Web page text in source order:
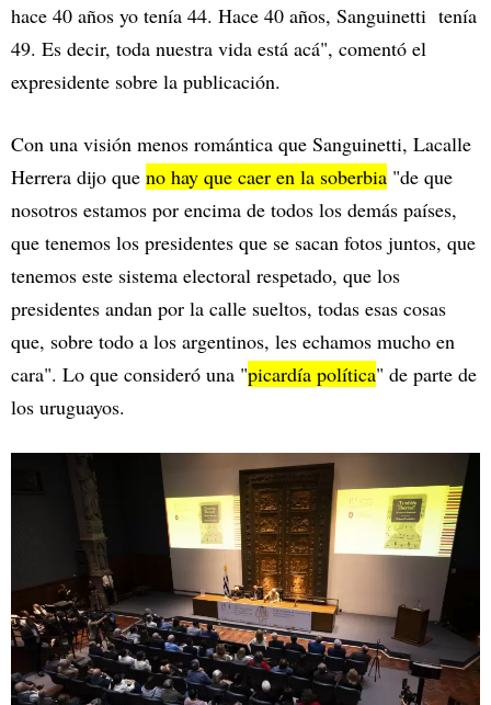
hace 40 años yo tenía 44. Hace 40 años, Sanguinetti tenía
49. Es decir, toda nuestra vida está acá", comentó el
expresidente sobre la publicación.
Con una visión menos romántica que Sanguinetti, Lacalle
Herrera dijo que no hay que caer en la soberbia "de que
nosotros estamos por encima de todos los demás países,
que tenemos los presidentes que se sacan fotos juntos, que
tenemos este sistema electoral respetado, que los
presidentes andan por la calle sueltos, todas esas cosas
que, sobre todo a los argentinos, les echamos mucho en
cara". Lo que consideró una "picardía política" de parte de
los uruguayos.